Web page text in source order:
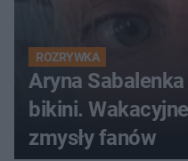
ROZRYWKA
Aryna
bikini.
zmysły fanów